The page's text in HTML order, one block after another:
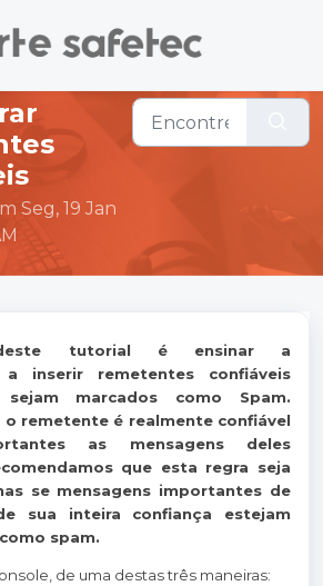
principal
Seg, 19 Jan
tutorial é ensinar a
a inserir remetentes confiáveis
marcados como Spam.
o remetente é realmente confiável
as mensagens deles
que esta regra seja
se mensagens importantes de
sua inteira confiança estejam
spam.
de uma destas três maneiras: